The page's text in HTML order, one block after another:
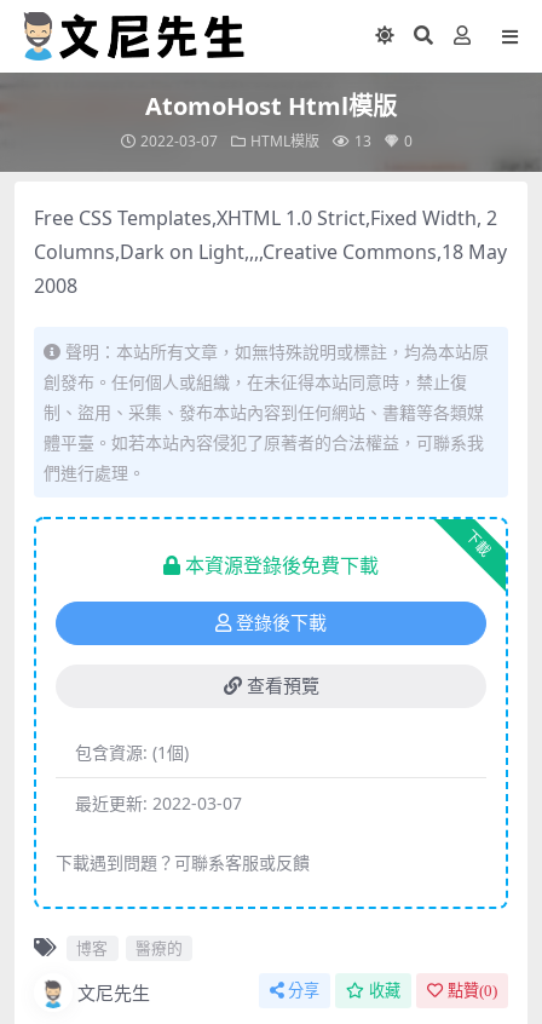
AtomoHost Html模版
2022-03-07 HTML模版 13 0
Free CSS Templates,XHTML 1.0 Strict,Fixed Width, 2
Columns,Dark on Light,,,,Creative Commons,18 May
2008
聲明：本站所有文章，如無特殊說明或標註，均為本站原
創發布。任何個人或組織，在未征得本站同意時，禁止復
制、盜用、采集、發布本站內容到任何網站、書籍等各類媒
體平臺。如若本站內容侵犯了原著者的合法權益，可聯系我
們進行處理。
下載
本資源登錄後免費下載
登錄後下載
查看預覽
包含資源: (1個)
最近更新: 2022-03-07
下載遇到問題？可聯系客服或反饋
博客 醫療的
文尼先生 分享 收藏 點贊(0)